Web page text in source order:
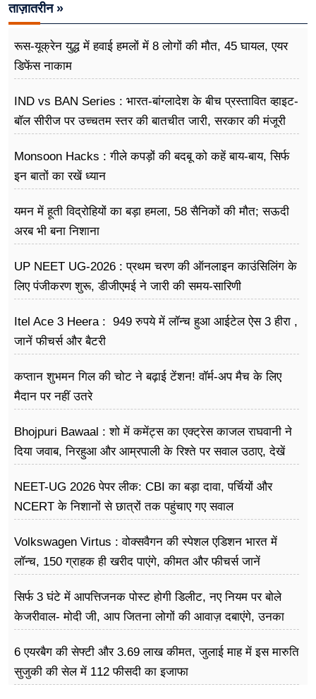
ताज़ातरीन »
रूस-यूक्रेन युद्ध में हवाई हमलों में 8 लोगों की मौत, 45 घायल, एयर
डिफेंस नाकाम
IND vs BAN Series : भारत-बांग्लादेश के बीच प्रस्तावित व्हाइट-
बॉल सीरीज पर उच्चतम स्तर की बातचीत जारी, सरकार की मंजूरी
Monsoon Hacks : गीले कपड़ों की बदबू को कहें बाय-बाय, सिर्फ
इन बातों का रखें ध्यान
यमन में हूती विद्रोहियों का बड़ा हमला, 58 सैनिकों की मौत; सऊदी
अरब भी बना निशाना
UP NEET UG-2026 : प्रथम चरण की ऑनलाइन काउंसिलिंग के
लिए पंजीकरण शुरू, डीजीएमई ने जारी की समय-सारिणी
Itel Ace 3 Heera : 949 रुपये में लॉन्च हुआ आईटेल ऐस 3 हीरा ,
जानें फीचर्स और बैटरी
कप्तान शुभमन गिल की चोट ने बढ़ाई टेंशन! वॉर्म-अप मैच के लिए
मैदान पर नहीं उतरे
Bhojpuri Bawaal : शो में कमेंट्स का एक्ट्रेस काजल राघवानी ने
दिया जवाब, निरहुआ और आम्रपाली के रिश्ते पर सवाल उठाए, देखें
NEET-UG 2026 पेपर लीक: CBI का बड़ा दावा, पर्चियों और
NCERT के निशानों से छात्रों तक पहुंचाए गए सवाल
Volkswagen Virtus : वोक्सवैगन की स्पेशल एडिशन भारत में
लॉन्च, 150 ग्राहक ही खरीद पाएंगे, कीमत और फीचर्स जानें
सिर्फ 3 घंटे में आपत्तिजनक पोस्ट होगी डिलीट, नए नियम पर बोले
केजरीवाल- मोदी जी, आप जितना लोगों की आवाज़ दबाएंगे, उनका
6 एयरबैग की सेफ्टी और 3.69 लाख कीमत, जुलाई माह में इस मारुति
सुजुकी की सेल में 112 फीसदी का इजाफा